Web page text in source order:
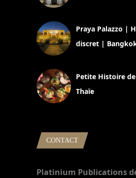
Praya Palazzo |
discret |
Petite Histoire
Thaïe
CONTACT
Platinium Publications